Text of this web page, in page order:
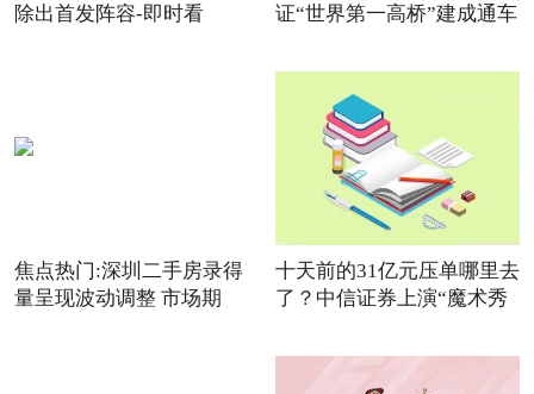
除出首发阵容-即时看
证“世界第一高桥”建成通车
焦点热门:深圳二手房录得
量呈现波动调整 市场期
十天前的31亿元压单哪里去
了？中信证券上演“魔术秀